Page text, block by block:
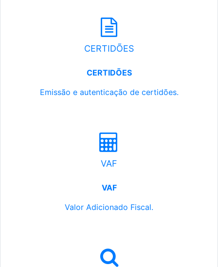
CERTIDÕES
CERTIDÕES
Emissão e autenticação de certidões.
VAF
VAF
Valor Adicionado Fiscal.